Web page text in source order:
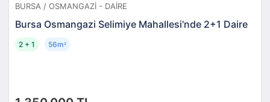
BURSA / OSMANGAZI - DAIRE
Bursa Osmangazi Selimiye Mahallesi'nde 2+1 Daire
2 + 1 56m²